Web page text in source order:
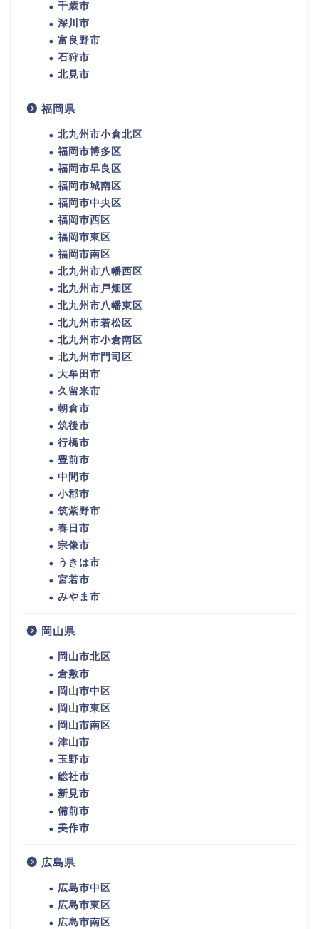
千歳市
深川市
富良野市
石狩市
北見市
福岡県
北九州市小倉北区
福岡市博多区
福岡市早良区
福岡市城南区
福岡市中央区
福岡市西区
福岡市東区
福岡市南区
北九州市八幡西区
北九州市戸畑区
北九州市八幡東区
北九州市若松区
北九州市小倉南区
北九州市門司区
大牟田市
久留米市
朝倉市
筑後市
行橋市
豊前市
中間市
小郡市
筑紫野市
春日市
宗像市
うきは市
宮若市
みやま市
岡山県
岡山市北区
倉敷市
岡山市中区
岡山市東区
岡山市南区
津山市
玉野市
総社市
新見市
備前市
美作市
広島県
広島市中区
広島市東区
広島市南区